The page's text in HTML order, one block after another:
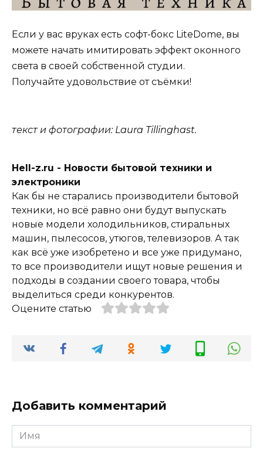
Если у вас вруках есть софт-бокс LiteDome, вы
можете начать имитировать эффект оконного
света в своей собственной студии.
Получайте удовольствие от съёмки!
текст и фотографии: Laura Tillinghast.
Hell-z.ru - Новости бытовой техники и
электроники
Как бы не старались производители бытовой
техники, но всё равно они будут выпускать
новые модели холодильников, стиральных
машин, пылесосов, утюгов, телевизоров. А так
как всё уже изобретено и все уже придумано,
то все производители ищут новые решения и
подходы в создании своего товара, чтобы
выделиться среди конкурентов.
Оцените статью
Добавить комментарий
Имя
*